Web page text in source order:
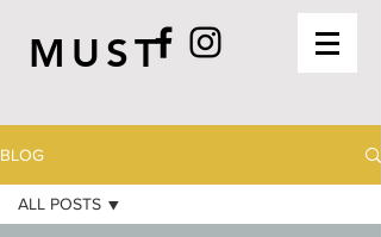
MUST
BLOG
ALL POSTS